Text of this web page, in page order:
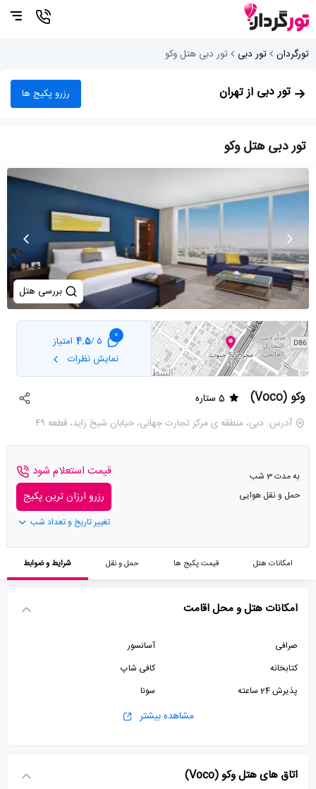
تورگردان تور دبی تور دبی هتل وکو
تور دبی از تهران رزرو پکیج ها
تور دبی هتل وکو
بررسی هتل
0
5 /
4.5 امتیاز
نمایش نظرات
وکو (Voco)
5 ستاره
آدرس: دبی، منطقه ی مرکز تجارت جهانی، خیابان شیخ زاید، قطعه ۴۹
به مدت 3 شب
حمل و نقل هوایی
قیمت استعلام شود
رزرو ارزان ترین پکیج
تغییر تاریخ و تعداد شب
امکانات هتل قیمت پکیج ها حمل و نقل شرایط و ضوابط
امکانات هتل و محل اقامت
صرافی
آسانسور
کتابخانه
کافی شاپ
پذیرش 24 ساعته
سونا
استخر
زمین ورزشی
مشاهده بیشتر
اتاق های هتل وکو (Voco)